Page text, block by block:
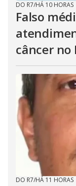
DO R7/HÁ 10 HORAS
Falso
câncer no
DO R7/HÁ 11 HORAS